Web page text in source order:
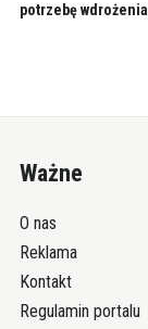
potrzebę
Ważne
O nas
Reklama
Kontakt
Regulamin portalu